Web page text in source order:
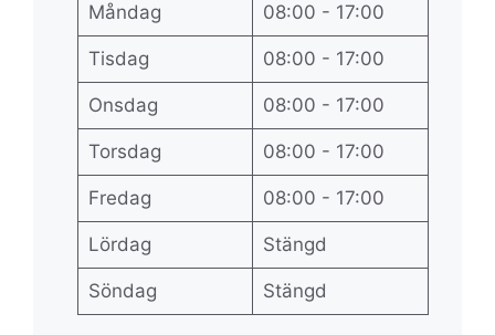
Måndag 08:00 - 17:00
Tisdag 08:00 - 17:00
Onsdag 08:00 - 17:00
Torsdag 08:00 - 17:00
Fredag 08:00 - 17:00
Lördag Stängd
Söndag Stängd